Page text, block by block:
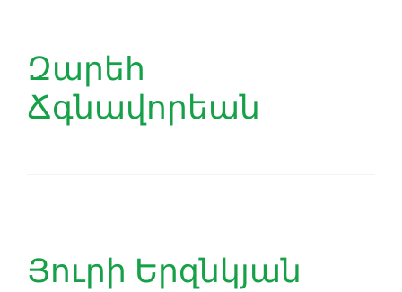
Զարեհ
Ճգնավորեան
Յուրի Երզնկյան